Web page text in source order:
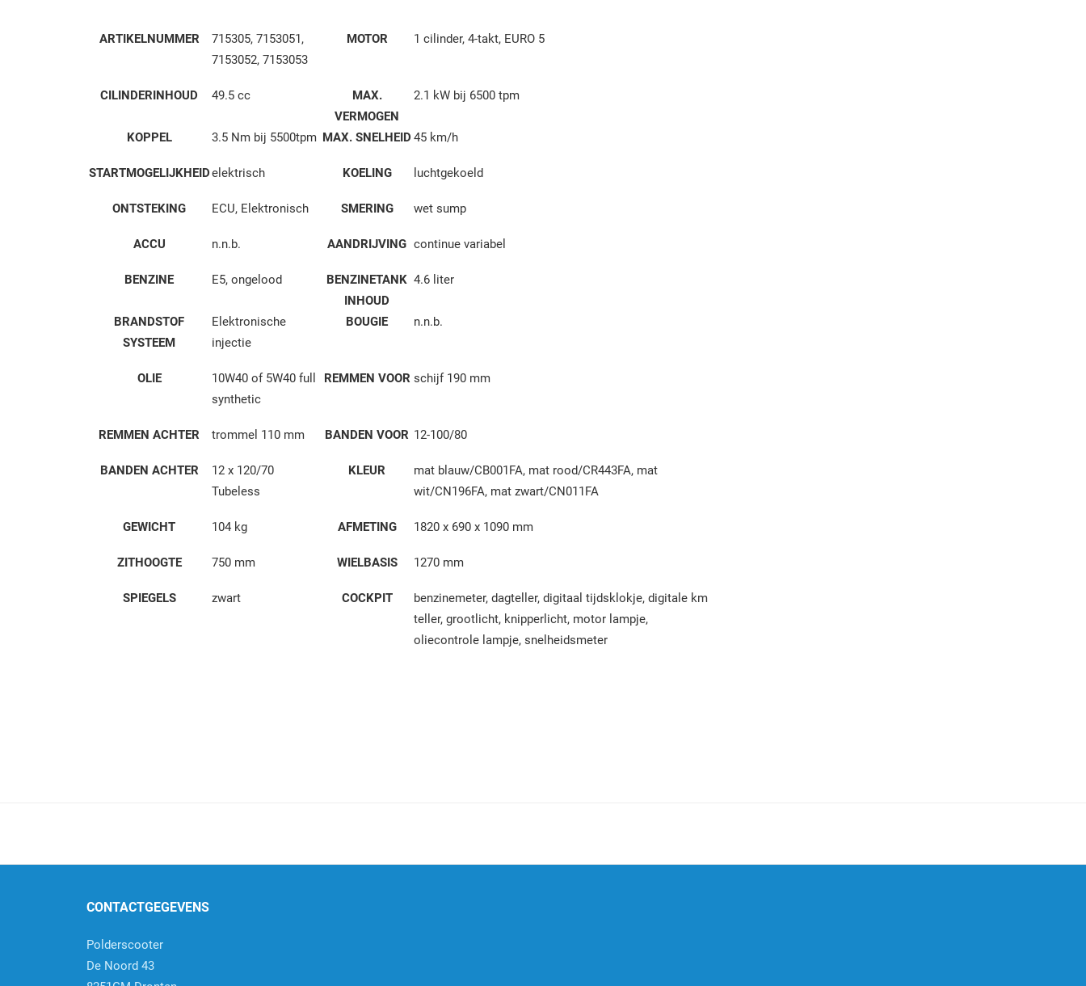
ARTIKELNUMMER
715305, 7153051,
7153052, 7153053
MOTOR 1 cilinder, 4-takt, EURO 5
CILINDERINHOUD 49.5 cc
MAX.
VERMOGEN
2.1 kW bij 6500 tpm
KOPPEL 3.5 Nm bij 5500tpm MAX. SNELHEID 45 km/h
STARTMOGELIJKHEIDelektrisch KOELING luchtgekoeld
ONTSTEKING ECU, Elektronisch SMERING wet sump
ACCU n.n.b. AANDRIJVING continue variabel
BENZINE E5, ongelood
BENZINETANK
INHOUD
4.6 liter
BRANDSTOF
SYSTEEM
Elektronische
injectie
BOUGIE n.n.b.
OLIE
10W40 of 5W40 full
synthetic
REMMEN VOOR schijf 190 mm
REMMEN ACHTER trommel 110 mm BANDEN VOOR 12-100/80
BANDEN ACHTER
12 x 120/70
Tubeless
KLEUR
mat blauw/CB001FA, mat rood/CR443FA, mat
wit/CN196FA, mat zwart/CN011FA
GEWICHT 104 kg AFMETING 1820 x 690 x 1090 mm
ZITHOOGTE 750 mm WIELBASIS 1270 mm
SPIEGELS zwart COCKPIT
benzinemeter, dagteller, digitaal tijdsklokje, digitale km
teller, grootlicht, knipperlicht, motor lampje,
oliecontrole lampje, snelheidsmeter
CONTACTGEGEVENS
Polderscooter
De Noord 43